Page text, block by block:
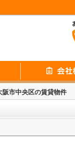
阪市中央区の賃貸物件